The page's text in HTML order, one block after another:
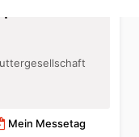
für
Mein Messetag